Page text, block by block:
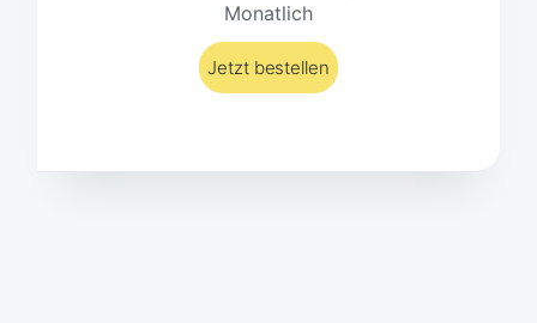
Monatlich
Jetzt bestellen